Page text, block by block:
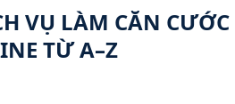
Từ A–ZVỤ LÀM CĂN CƯỚC
TỪ A–Z